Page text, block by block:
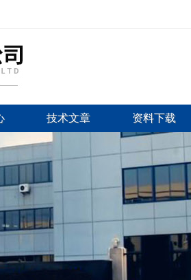
技术文章 资料下载